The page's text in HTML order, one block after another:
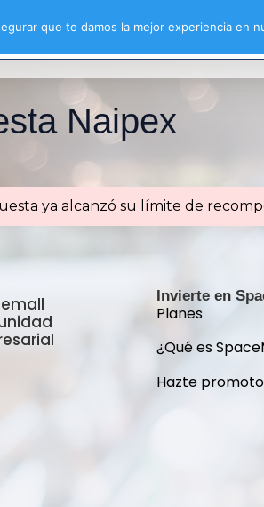
Naipex
ya alcanzó su límite de
Invierte en
Planes
¿Qué es
Hazte
que te damos la mejor experiencia